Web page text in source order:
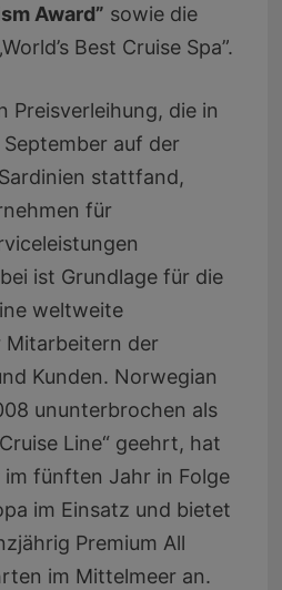
Award” sowie die
Best Cruise Spa”.
Preisverleihung, die in
auf der
stattfand,
für
ist Grundlage für die
weltweite
Mitarbeitern der
Kunden. Norwegian
ununterbrochen als
Line“ geehrt, hat
im fünften Jahr in Folge
im Einsatz und bietet
Premium All
im Mittelmeer an.